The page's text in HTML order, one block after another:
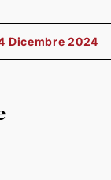
Dicembre 2024